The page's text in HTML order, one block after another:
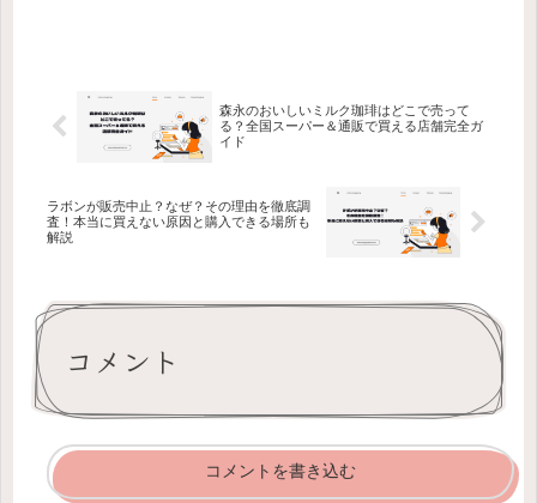
森永のおいしいミルク珈琲はどこで売って
る？全国スーパー＆通販で買える店舗完全ガ
イド
ラボンが販売中止？なぜ？その理由を徹底調
査！本当に買えない原因と購入できる場所も
解説
コメント
コメントを書き込む